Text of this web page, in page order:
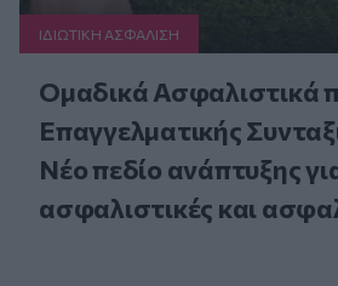
ΙΔΙΩΤΙΚΗ ΑΣΦAΛΙΣΗ
Ομαδικά Ασφαλιστικά
Επαγγελματικής
Νέο πεδίο ανάπτυξης
ασφαλιστικές και